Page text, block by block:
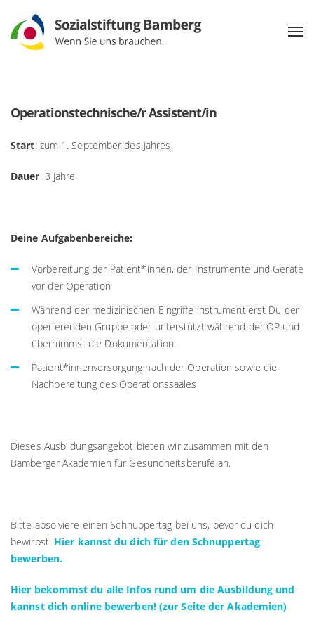
Operationstechnische/r Assistent/in
Start: zum 1. September des Jahres
Dauer: 3 Jahre
Deine Aufgabenbereiche:
Vorbereitung der Patient*innen, der Instrumente und Geräte
vor der Operation
Während der medizinischen Eingriffe instrumentierst Du der
operierenden Gruppe oder unterstützt während der OP und
übernimmst die Dokumentation.
Patient*innenversorgung nach der Operation sowie die
Nachbereitung des Operationssaales
Dieses Ausbildungsangebot bieten wir zusammen mit den
Bamberger Akademien für Gesundheitsberufe an.
Bitte absolviere einen Schnuppertag bei uns, bevor du dich
bewirbst. Hier kannst du dich für den Schnuppertag
bewerben.
Hier bekommst du alle Infos rund um die Ausbildung und
kannst dich online bewerben! (zur Seite der Akademien)